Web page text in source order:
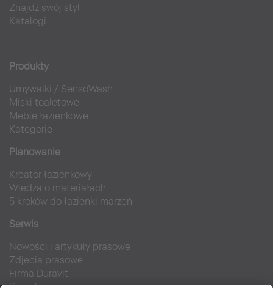
Znajdź swój styl
Katalogi
Produkty
Umywalki / SensoWash
Miski toaletowe
Meble łazienkowe
Kategorie
Planowanie
Kreator łazienkowy
Wiedza o materiałach
5 kroków do łazienki marzeń
Serwis
Nowości i artykuły prasowe
Zdjęcia prasowe
Firma Duravit
Kontakt